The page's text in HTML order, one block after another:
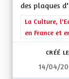
des plaques
Filtrer les
La Culture,
en France et
CRÉÉ LE
14/04/